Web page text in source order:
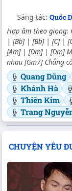
Sáng tác: Quốc
Hợp âm theo giọng:
| [Bb] | [Bb] | [C] |
[Am] | [Dm] | [Dm]
nhau [Gm7] Chẳng
Quang Dũng
Khánh Hà
Thiên Kim
Trang
CHUYỆN YÊU